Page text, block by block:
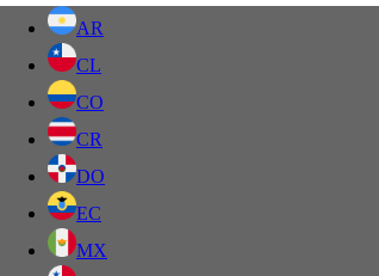
AR
CL
CO
CR
DO
EC
MX